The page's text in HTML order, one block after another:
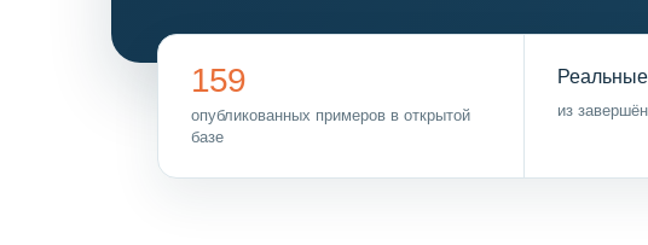
159
опубликованных примеров в открытой
базе
из